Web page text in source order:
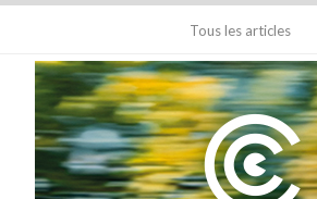
Tous les articles